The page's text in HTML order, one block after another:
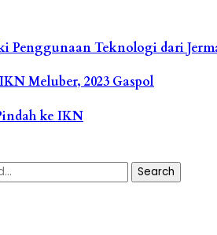
Penggunaan Teknologi dari
Meluber, 2023 Gaspol
ke IKN
Search